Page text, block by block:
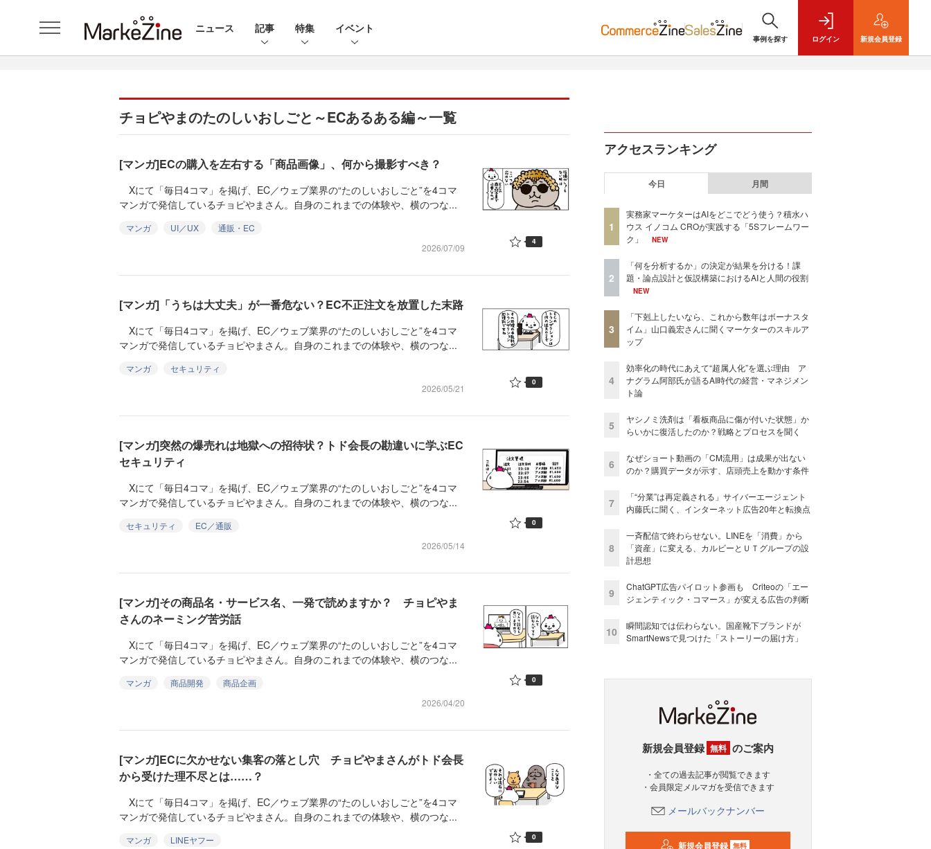
ニュース 記事 特集 イベント
事例を探す ログイン 新規会員登録
チョピやまのたのしいおしごと～ECあるある編～一覧
[マンガ]ECの購入を左右する「商品画像」、何から撮影すべき？
Xにて「毎日4コマ」を掲げ、EC／ウェブ業界の“たのしいおしごと”を4コマ
マンガで発信しているチョピやまさん。自身のこれまでの体験や、横のつな...
マンガ UI／UX
通販・EC
2026/07/09
4
[マンガ]「うちは大丈夫」が一番危ない？EC不正注文を放置した末路
Xにて「毎日4コマ」を掲げ、EC／ウェブ業界の“たのしいおしごと”を4コマ
マンガで発信しているチョピやまさん。自身のこれまでの体験や、横のつな...
マンガ
セキュリティ
2026/05/21
0
[マンガ]突然の爆売れは地獄への招待状？トド会長の勘違いに学ぶEC
セキュリティ
Xにて「毎日4コマ」を掲げ、EC／ウェブ業界の“たのしいおしごと”を4コマ
マンガで発信しているチョピやまさん。自身のこれまでの体験や、横のつな...
セキュリティ
EC／通販
2026/05/14
0
[マンガ]その商品名・サービス名、一発で読めますか？ チョピやま
さんのネーミング苦労話
Xにて「毎日4コマ」を掲げ、EC／ウェブ業界の“たのしいおしごと”を4コマ
マンガで発信しているチョピやまさん。自身のこれまでの体験や、横のつな...
マンガ 商品開発
商品企画
2026/04/20
0
[マンガ]ECに欠かせない集客の落とし穴 チョピやまさんがトド会長
から受けた理不尽とは……？
Xにて「毎日4コマ」を掲げ、EC／ウェブ業界の“たのしいおしごと”を4コマ
マンガで発信しているチョピやまさん。自身のこれまでの体験や、横のつな...
マンガ
LINEヤフー
0
アクセスランキング
今日 月間
1
実務家マーケターはAIをどこでどう使う？積水ハ
ウス イノコム CROが実践する「5Sフレームワー
ク」
NEW
2
「何を分析するか」の決定が結果を分ける！課
題・論点設計と仮説構築におけるAIと人間の役割
NEW
3
「下剋上したいなら、これから数年はボーナスタ
イム」山口義宏さんに聞くマーケターのスキルア
ップ
4
効率化の時代にあえて“超属人化”を選ぶ理由 ア
ナグラム阿部氏が語るAI時代の経営・マネジメン
ト論
5
ヤシノミ洗剤は「看板商品に傷が付いた状態」か
らいかに復活したのか？戦略とプロセスを聞く
6
なぜショート動画の「CM流用」は成果が出ない
のか？購買データが示す、店頭売上を動かす条件
7
「“分業”は再定義される」サイバーエージェント
内藤氏に聞く、インターネット広告20年と転換点
8
一斉配信で終わらせない。LINEを「消費」から
「資産」に変える、カルビーとＵＴグループの設
計思想
9
ChatGPT広告パイロット参画も Criteoの「エー
ジェンティック・コマース」が変える広告の判断
10
瞬間認知では伝わらない。国産靴下ブランドが
SmartNewsで見つけた「ストーリーの届け方」
新規会員登録 無料 のご案内
・全ての過去記事が閲覧できます
・会員限定メルマガを受信できます
メールバックナンバー
新規会員登録 無料